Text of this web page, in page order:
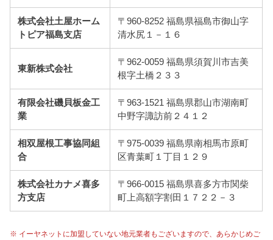
株式会社土屋ホーム
トピア福島支店
〒960-8252 福島県福島市御山字
清水尻１－１６
東新株式会社
〒962-0059 福島県須賀川市吉美
根字土橋２３３
有限会社磯貝板金工
業
〒963-1521 福島県郡山市湖南町
中野字諏訪前２４１２
相双屋根工事協同組
合
〒975-0039 福島県南相馬市原町
区青葉町１丁目１２９
株式会社カナメ喜多
方支店
〒966-0015 福島県喜多方市関柴
町上高額字割田１７２２－３
※ イーヤネットに加盟していない地元業者もございますので、あらかじめご